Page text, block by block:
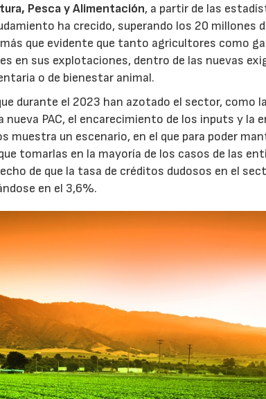
Pesca y Alimentación, a partir de las
ha crecido, superando los 20 millones
que evidente que tanto agricultores como
en sus explotaciones, dentro de las nuevas
o de bienestar animal.
durante el 2023 han azotado el sector, como
nueva PAC, el encarecimiento de los inputs y la
muestra un escenario, en el que para poder
tomarlas en la mayoría de los casos de las
de que la tasa de créditos dudosos en el
en el 3,6%.